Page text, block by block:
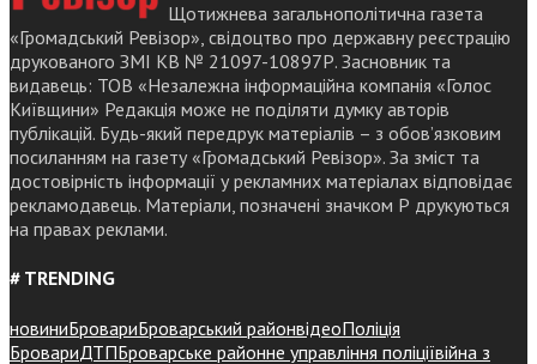
Щотижнева загальнополітична газета
«Громадський Ревізор», свідоцтво про державну реєстрацію
друкованого ЗМІ КВ № 21097-10897Р. Засновник та
видавець: ТОВ «Незалежна інформаційна компанія «Голос
Київщини» Редакція може не поділяти думку авторів
публікацій. Будь-який передрук матеріалів – з обов’язковим
посиланням на газету «Громадський Ревізор». За зміст та
достовірність інформації у рекламних матеріалах відповідає
рекламодавець. Матеріали, позначені значком Р друкуються
на правах реклами.
# TRENDING
новиниБровариБроварський районвідеоПоліція
БровариДТПБроварське районне управління поліціївійна з